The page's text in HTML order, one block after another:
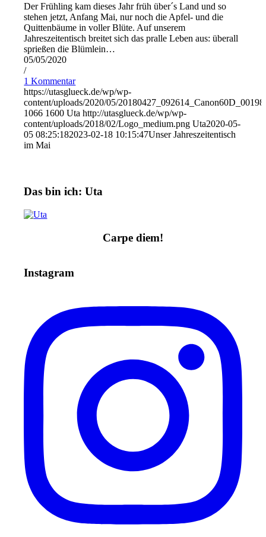
Der Frühling kam dieses Jahr früh über´s Land und so
stehen jetzt, Anfang Mai, nur noch die Apfel- und die
Quittenbäume in voller Blüte. Auf unserem
Jahreszeitentisch breitet sich das pralle Leben aus: überall
sprießen die Blümlein…
05/05/2020
/
1 Kommentar
https://utasglueck.de/wp/wp-
content/uploads/2020/05/
1066 1600 Uta http://utasglueck.de/wp/wp-
content/uploads/2018/02/Logo_medium.png Uta2020-05-
05 08:25:182023-02-18 10:15:47Unser Jahreszeitentisch
im Mai
Das bin ich: Uta
Carpe diem!
Instagram